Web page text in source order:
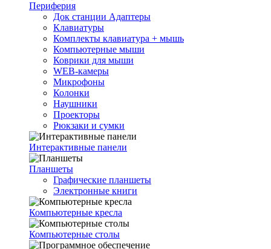
Периферия
Док станции Адаптеры
Клавиатуры
Комплекты клавиатура + мышь
Компьютерные мыши
Коврики для мыши
WEB-камеры
Микрофоны
Колонки
Наушники
Проекторы
Рюкзаки и сумки
Интерактивные панели
Планшеты
Графические планшеты
Электронные книги
Компьютерные кресла
Компьютерные столы